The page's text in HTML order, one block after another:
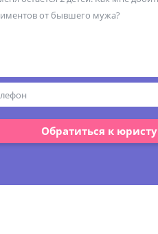
Обратиться к юристу